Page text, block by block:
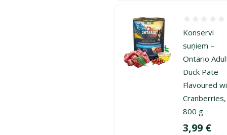
Konservi
suņiem –
Ontario
Duck Pate
Flavoured
Cranberries,
800 g
Cena
3,99 €